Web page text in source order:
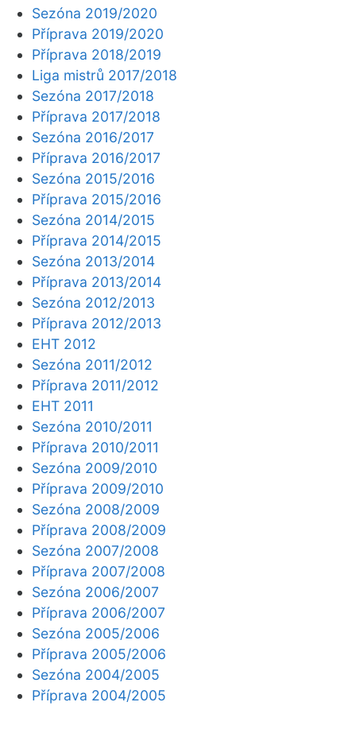
Sezóna 2019/2020
Příprava 2019/2020
Příprava 2018/2019
Liga mistrů 2017/2018
Sezóna 2017/2018
Příprava 2017/2018
Sezóna 2016/2017
Příprava 2016/2017
Sezóna 2015/2016
Příprava 2015/2016
Sezóna 2014/2015
Příprava 2014/2015
Sezóna 2013/2014
Příprava 2013/2014
Sezóna 2012/2013
Příprava 2012/2013
EHT 2012
Sezóna 2011/2012
Příprava 2011/2012
EHT 2011
Sezóna 2010/2011
Příprava 2010/2011
Sezóna 2009/2010
Příprava 2009/2010
Sezóna 2008/2009
Příprava 2008/2009
Sezóna 2007/2008
Příprava 2007/2008
Sezóna 2006/2007
Příprava 2006/2007
Sezóna 2005/2006
Příprava 2005/2006
Sezóna 2004/2005
Příprava 2004/2005